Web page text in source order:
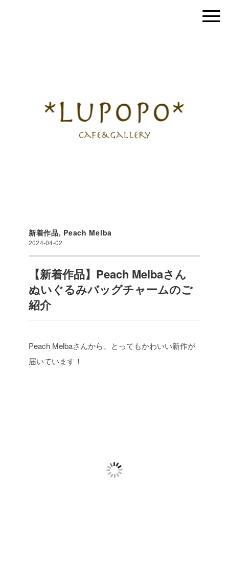
新着作品, Peach Melba
2024-04-02
【新着作品】Peach Melbaさん
ぬいぐるみバッグチャームのご
紹介
Peach Melbaさんから、とってもかわいい新作が
届いています！